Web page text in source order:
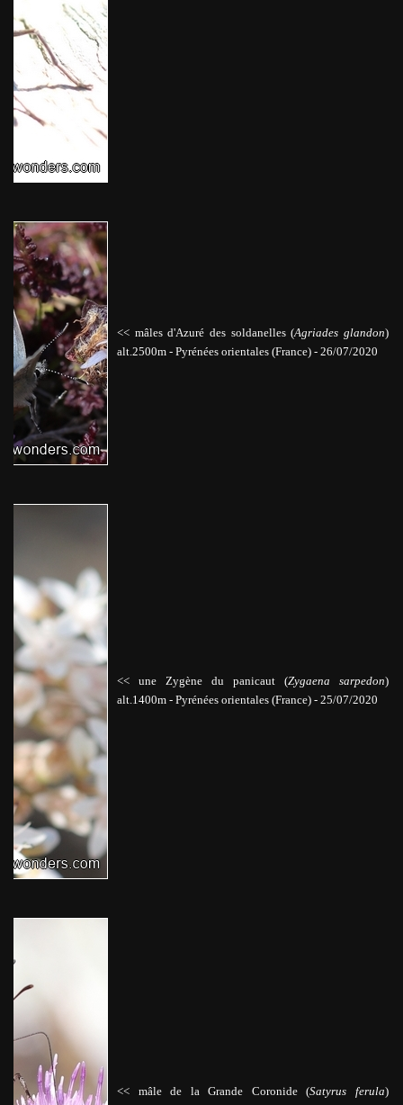
<< mâles d'Azuré des soldanelles (Agriades glandon)
alt.2500m - Pyrénées orientales (France) - 26/07/2020
<< une Zygène du panicaut (Zygaena sarpedon)
alt.1400m - Pyrénées orientales (France) - 25/07/2020
<< mâle de la Grande Coronide (Satyrus ferula)